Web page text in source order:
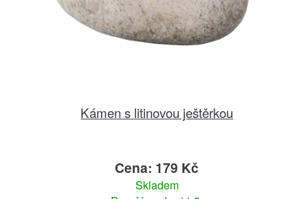
Kámen s litinovou ještěrkou
Cena: 179 Kč
Skladem